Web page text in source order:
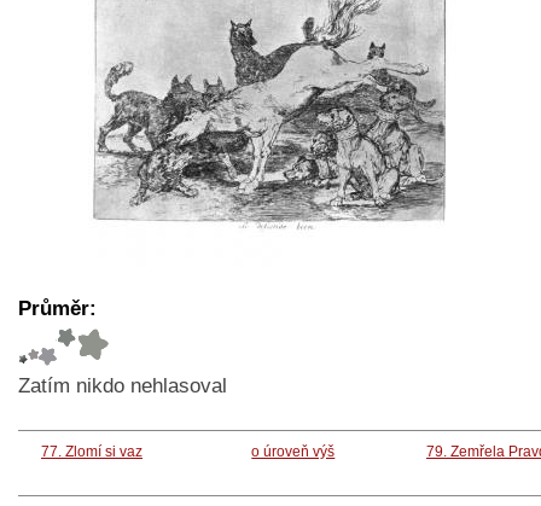
Průměr:
Zatím nikdo nehlasoval
77. Zlomí si vaz o úroveň výš 79. Zemřela